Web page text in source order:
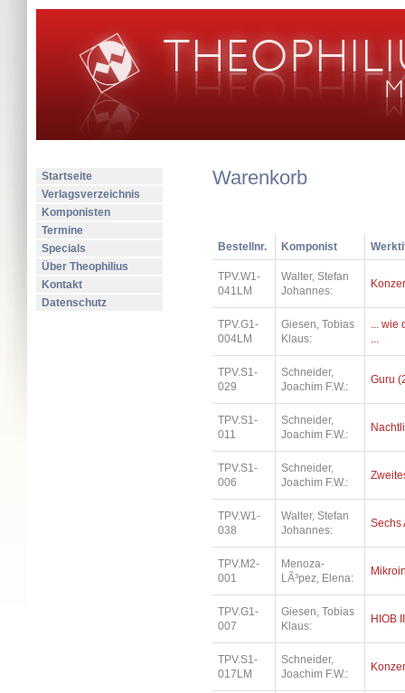
Startseite
Verlagsverzeichnis
Komponisten
Termine
Specials
Über Theophilius
Kontakt
Datenschutz
Warenkorb
Bestellnr. Komponist
TPV.W1-
041LM
Walter, Stefan
Johannes:
TPV.G1-
004LM
Giesen, Tobias
Klaus:
... wie
...
TPV.S1-
029
Schneider,
Joachim F.W.:
Guru
TPV.S1-
011
Schneider,
Joachim F.W.:
TPV.S1-
006
Schneider,
Joachim F.W.:
TPV.W1-
038
Walter, Stefan
Johannes:
Sechs
TPV.M2-
001
Menoza-
LÃ³pez, Elena:
TPV.G1-
007
Giesen, Tobias
Klaus:
HIOB II
TPV.S1-
017LM
Schneider,
Joachim F.W.: